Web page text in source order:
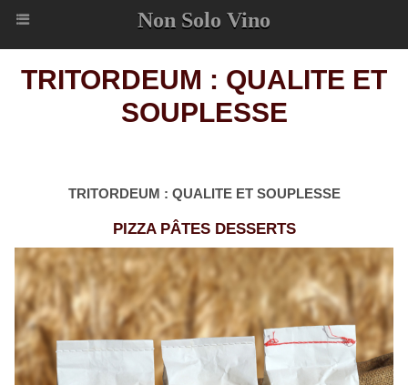
Non Solo Vino
TRITORDEUM : QUALITE ET
SOUPLESSE
TRITORDEUM : QUALITE ET SOUPLESSE
PIZZA PÂTES DESSERTS